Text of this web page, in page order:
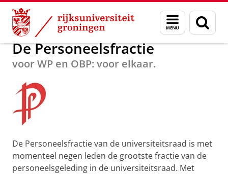
Skip
Content
Skip
Navigation
Menu
en
zoeken
Over ons De Personeelsfractie
De Personeelsfractie
voor WP en OBP: voor elkaar.
De Personeelsfractie van de universiteitsraad is met
momenteel negen leden de grootste fractie van de
personeelsgeleding in de universiteitsraad. Met